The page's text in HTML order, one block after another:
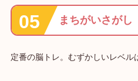
まちがいさがし
定番の脳トレ。むずかしいレベル